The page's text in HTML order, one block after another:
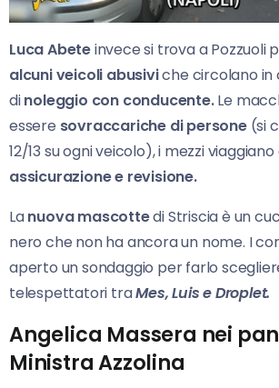
Luca Abeteinvece si trova a Pozzuoli
alcuni veicoli abusiviche circolano in
dinoleggio con conducente.Le
essere sovraccariche di persone (si
12/13 su ogni veicolo), i mezzi
assicurazione e revisione.
Lanuova mascottedi Striscia è un
nero che non ha ancora un nome. I
aperto un sondaggio per farlo
telespettatori traMes, Luis e Droplet.
Angelica Massera nei
Ministra Azzolina